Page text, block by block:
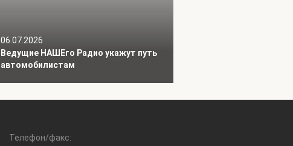
06.07.2026
Ведущие НАШЕго Радио укажут путь
автомобилистам
Телефон/факс: